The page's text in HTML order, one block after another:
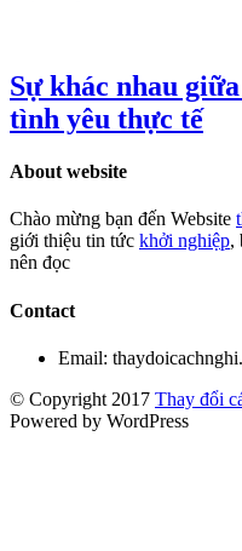
Sự khác nhau
tình yêu thực tế
About website
Chào mừng bạn đến Website
giới thiệu tin tức khởi nghiệp,
nên đọc
Contact
Email:
© Copyright 2017 Thay đổi
Powered by WordPress